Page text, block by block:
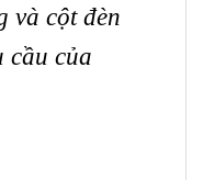
và cột đèn
cầu của